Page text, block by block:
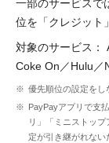
一部のサービスで
位を「クレジット
対象のサービス：
Coke On／Hulu／
優先順位の設定をし
PayPayアプリで支
リ」「ミニストッ
定が引き継がれない